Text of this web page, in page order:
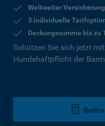
Weltweiter
3 individuelle
Deckungssumme bis zu
Schützen Sie sich jetzt
Hundehaftpflicht der